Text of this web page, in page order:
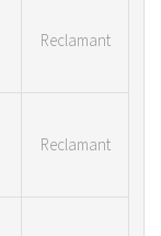
Reclamant
Reclamant